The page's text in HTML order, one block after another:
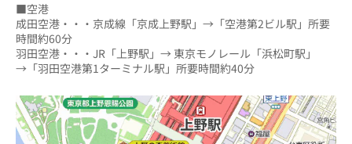
■空港
成田空港・・・京成線「京成上野駅」→「空港第2ビル駅」所要
時間約60分
羽田空港・・・JR「上野駅」→ 東京モノレール「浜松町駅」
→「羽田空港第1ターミナル駅」所要時間約40分